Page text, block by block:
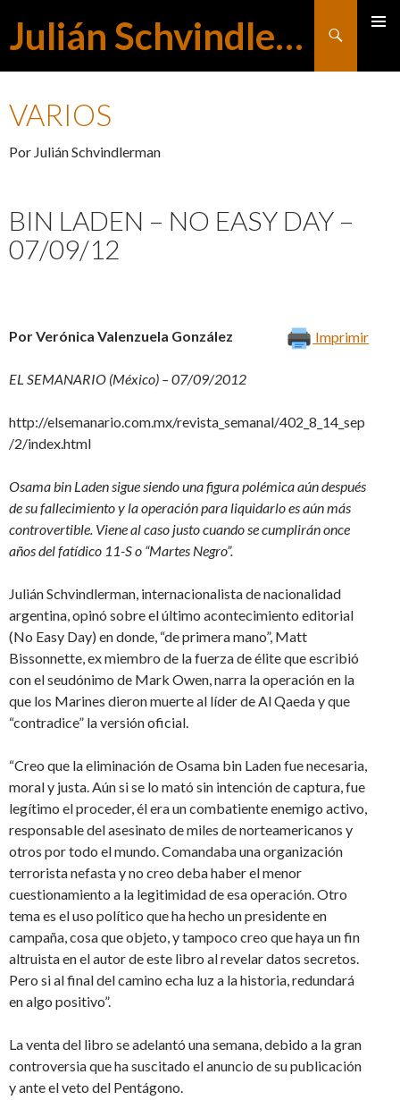
Julián Schvindlerman
Buscar
VARIOS
Por Julián Schvindlerman
BIN LADEN – NO EASY DAY –
07/09/12
Imprimir
Por Verónica Valenzuela González
EL SEMANARIO (México) – 07/09/2012
http://elsemanario.com.mx/revista_semanal/402_8_14_sep
/2/index.html
Osama bin Laden sigue siendo una figura polémica aún después
de su fallecimiento y la operación para liquidarlo es aún más
controvertible. Viene al caso justo cuando se cumplirán once
años del fatídico 11-S o “Martes Negro”.
Julián Schvindlerman, internacionalista de nacionalidad
argentina, opinó sobre el último acontecimiento editorial
(No Easy Day) en donde, “de primera mano”, Matt
Bissonnette, ex miembro de la fuerza de élite que escribió
con el seudónimo de Mark Owen, narra la operación en la
que los Marines dieron muerte al líder de Al Qaeda y que
“contradice” la versión oficial.
“Creo que la eliminación de Osama bin Laden fue necesaria,
moral y justa. Aún si se lo mató sin intención de captura, fue
legítimo el proceder, él era un combatiente enemigo activo,
responsable del asesinato de miles de norteamericanos y
otros por todo el mundo. Comandaba una organización
terrorista nefasta y no creo deba haber el menor
cuestionamiento a la legitimidad de esa operación. Otro
tema es el uso político que ha hecho un presidente en
campaña, cosa que objeto, y tampoco creo que haya un fin
altruista en el autor de este libro al revelar datos secretos.
Pero si al final del camino echa luz a la historia, redundará
en algo positivo”.
La venta del libro se adelantó una semana, debido a la gran
controversia que ha suscitado el anuncio de su publicación
y ante el veto del Pentágono.